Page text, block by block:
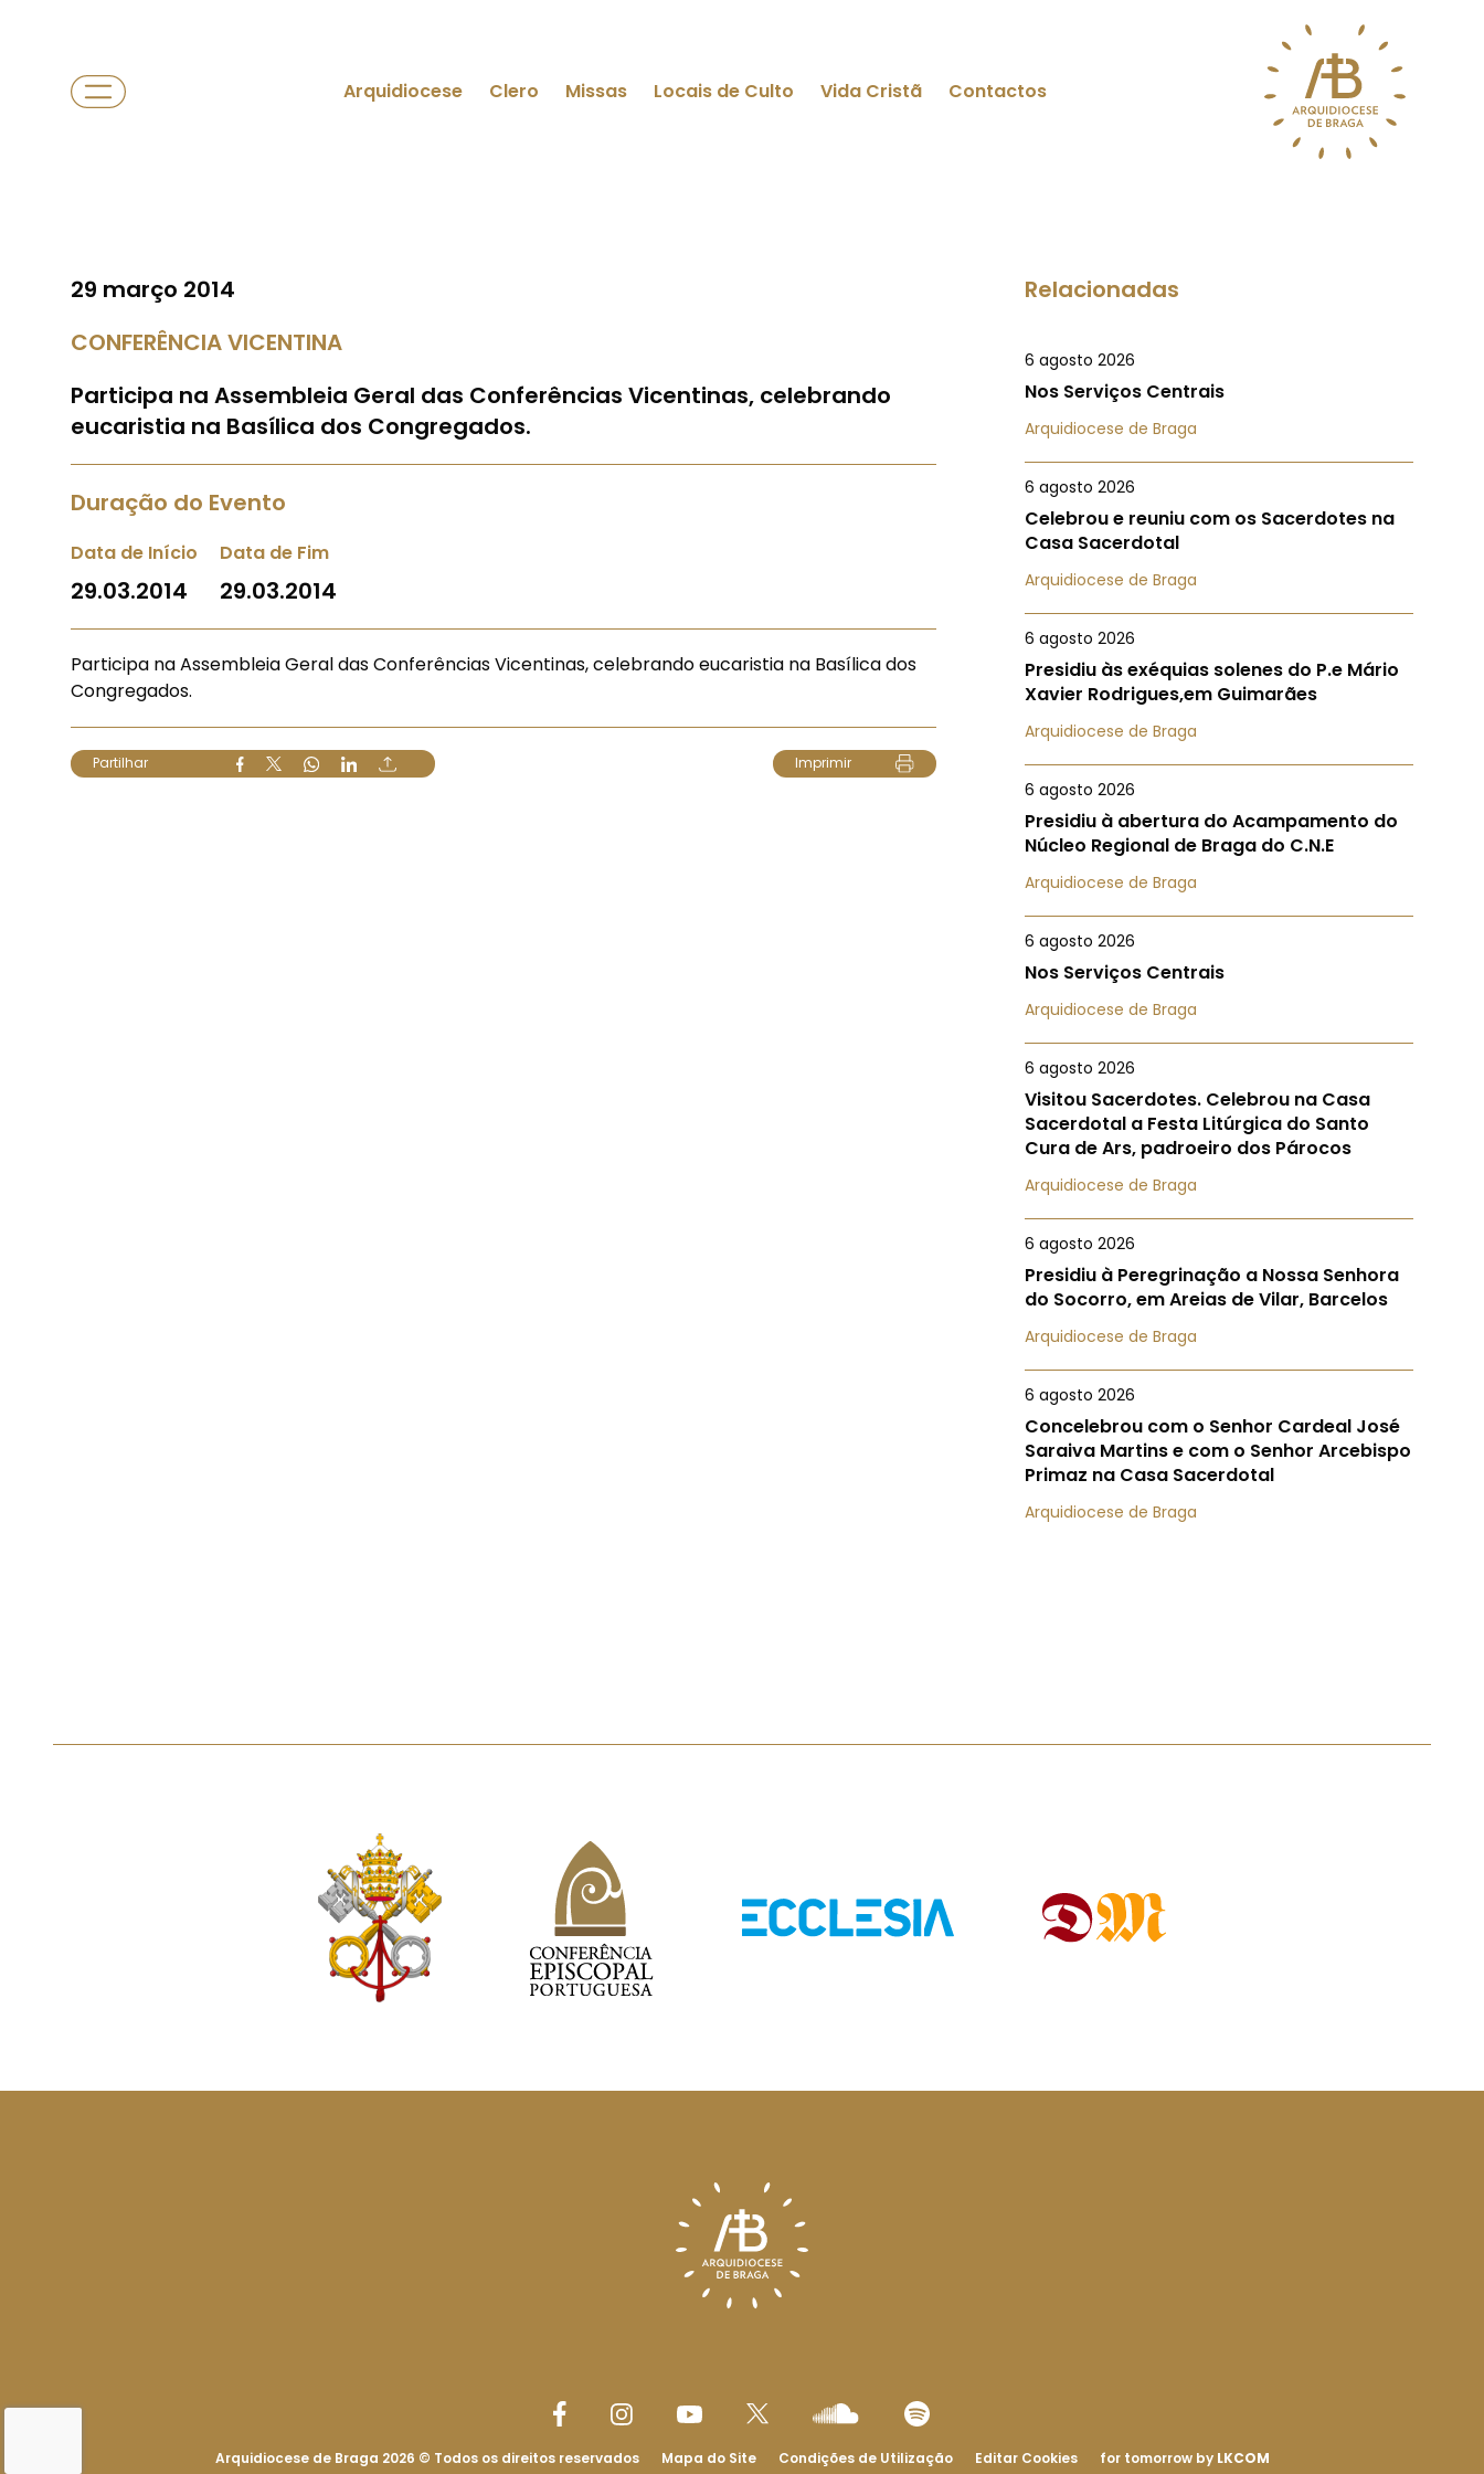
Arquidiocese Clero Missas Locais de Culto Vida Cristã Contactos
29 março 2014
CONFERÊNCIA VICENTINA
Participa na Assembleia Geral das Conferências Vicentinas, celebrando
eucaristia na Basílica dos Congregados.
Duração do Evento
Data de Início
29.03.2014
Data de Fim
29.03.2014
Participa na Assembleia Geral das Conferências Vicentinas, celebrando eucaristia na Basílica dos
Congregados.
Partilhar Imprimir
Relacionadas
6 agosto 2026
Nos Serviços Centrais
Arquidiocese de Braga
6 agosto 2026
Celebrou e reuniu com os Sacerdotes na
Casa Sacerdotal
Arquidiocese de Braga
6 agosto 2026
Presidiu às exéquias solenes do P.e Mário
Xavier Rodrigues,em Guimarães
Arquidiocese de Braga
6 agosto 2026
Presidiu à abertura do Acampamento do
Núcleo Regional de Braga do C.N.E
Arquidiocese de Braga
6 agosto 2026
Nos Serviços Centrais
Arquidiocese de Braga
6 agosto 2026
Visitou Sacerdotes. Celebrou na Casa
Sacerdotal a Festa Litúrgica do Santo
Cura de Ars, padroeiro dos Párocos
Arquidiocese de Braga
6 agosto 2026
Presidiu à Peregrinação a Nossa Senhora
do Socorro, em Areias de Vilar, Barcelos
Arquidiocese de Braga
6 agosto 2026
Concelebrou com o Senhor Cardeal José
Saraiva Martins e com o Senhor Arcebispo
Primaz na Casa Sacerdotal
Arquidiocese de Braga
Arquidiocese de Braga 2026 © Todos os direitos reservados Mapa do Site Condições de Utilização Editar Cookies for tomorrow by LKCOM